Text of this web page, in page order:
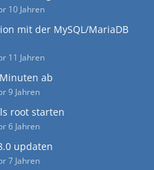
10 Jahren
mit der MySQL/MariaDB
11 Jahren
ab
9 Jahren
root starten
6 Jahren
updaten
7 Jahren